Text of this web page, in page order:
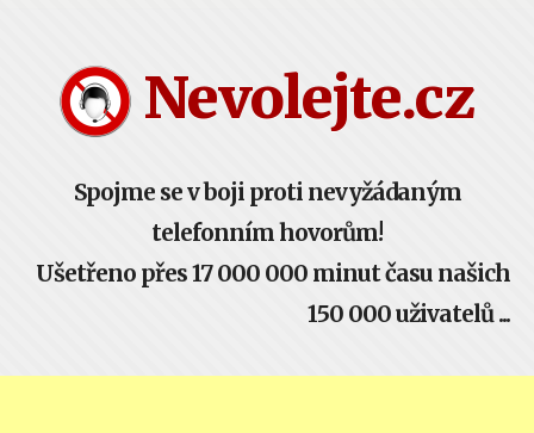
Nevolejte.cz
Spojme se v boji proti nevyžádaným
telefonním hovorům!
Ušetřeno přes 17 000 000 minut času našich
150 000 uživatelů ...